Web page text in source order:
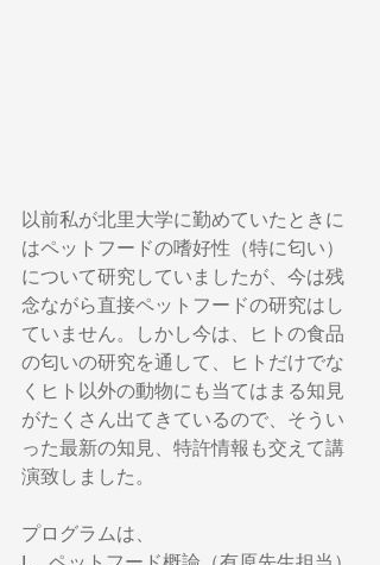
以前私が北里大学に勤めていたときに
はペットフードの嗜好性（特に匂い）
について研究していましたが、今は残
念ながら直接ペットフードの研究はし
ていません。しかし今は、ヒトの食品
の匂いの研究を通して、ヒトだけでな
くヒト以外の動物にも当てはまる知見
がたくさん出てきているので、そうい
った最新の知見、特許情報も交えて講
演致しました。
プログラムは、